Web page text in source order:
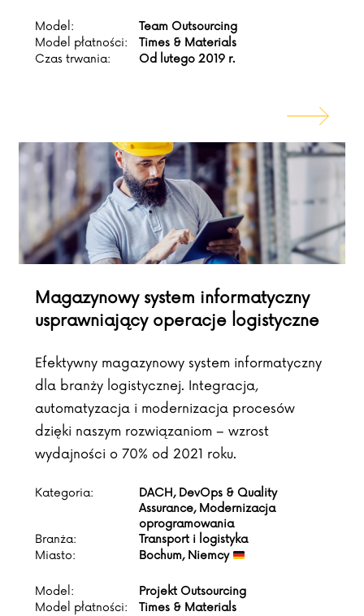
Model:
Team Outsourcing
Model płatności:
Times & Materials
Czas trwania:
Od lutego 2019 r.
Magazynowy system informatyczny
usprawniający operacje logistyczne
Efektywny magazynowy system informatyczny
dla branży logistycznej. Integracja,
automatyzacja i modernizacja procesów
dzięki naszym rozwiązaniom – wzrost
wydajności o 70% od 2021 roku.
Kategoria:
DACH, DevOps & Quality
Assurance, Modernizacja
oprogramowania
Branża:
Transport i logistyka
Miasto:
Bochum, Niemcy
Model:
Projekt Outsourcing
Model płatności:
Times & Materials